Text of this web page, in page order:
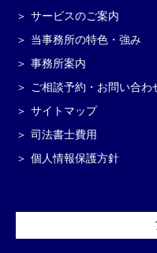
サービスのご案内
当事務所の特色・強み
事務所案内
ご相談予約・お問い合わ
サイトマップ
司法書士費用
個人情報保護方針